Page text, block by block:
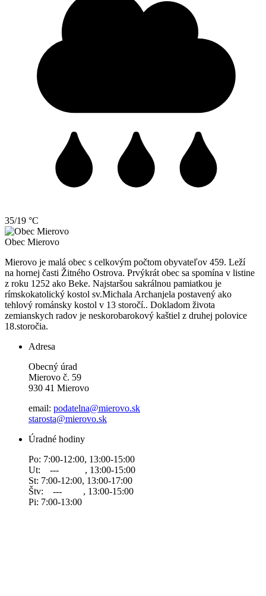
35/19 °C
Obec Mierovo
Mierovo je malá obec s celkovým počtom obyvateľov 459. Leží
na hornej časti Žitného Ostrova. Prvýkrát obec sa spomína v listine
z roku 1252 ako Beke. Najstaršou sakrálnou pamiatkou je
rímskokatolický kostol sv.Michala Archanjela postavený ako
tehlový románsky kostol v 13 storočí.. Dokladom života
zemianskych radov je neskorobarokový kaštiel z druhej polovice
18.storočia.
Adresa
Obecný úrad
Mierovo č. 59
930 41 Mierovo
email: podatelna@mierovo.sk
starosta@mierovo.sk
Úradné hodiny
Po: 7:00-12:00, 13:00-15:00
Ut: --- , 13:00-15:00
St: 7:00-12:00, 13:00-17:00
Štv: --- , 13:00-15:00
Pi: 7:00-13:00